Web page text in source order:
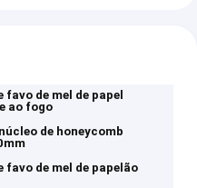
favo de mel de papel
ao fogo
de honeycomb
favo de mel de papelão